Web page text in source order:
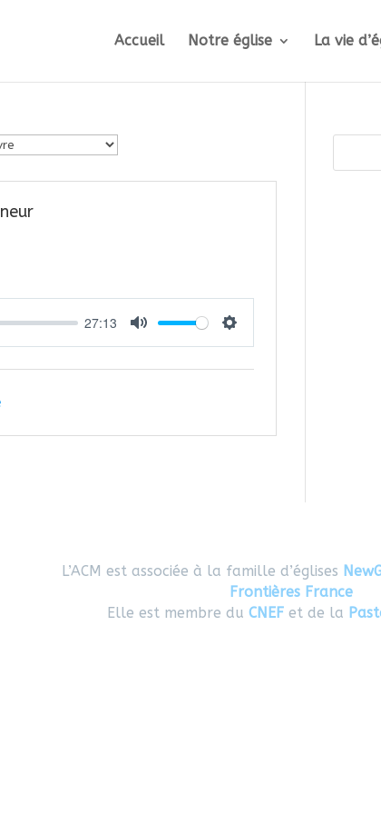
Accueil Notre église La vie
27:13
L’ACM est associée à la famille d’églises
Frontières France
Elle est membre du CNEF et de la